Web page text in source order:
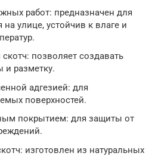
работ: предназначен для
улице, устойчив к влаге и
позволяет создавать
разметку.
адгезией: для
поверхностей.
покрытием: для защиты от
изготовлен из натуральных